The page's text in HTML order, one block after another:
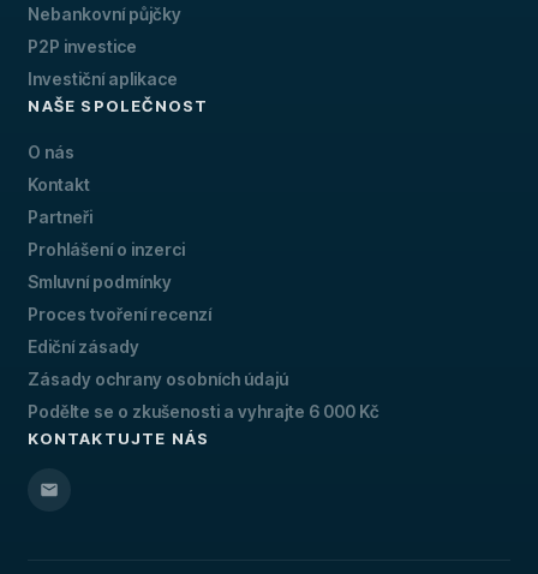
Nebankovní půjčky
P2P investice
Investiční aplikace
NAŠE SPOLEČNOST
O nás
Kontakt
Partneři
Prohlášení o inzerci
Smluvní podmínky
Proces tvoření recenzí
Ediční zásady
Zásady ochrany osobních údajú
Podělte se o zkušenosti a vyhrajte 6 000 Kč
KONTAKTUJTE NÁS